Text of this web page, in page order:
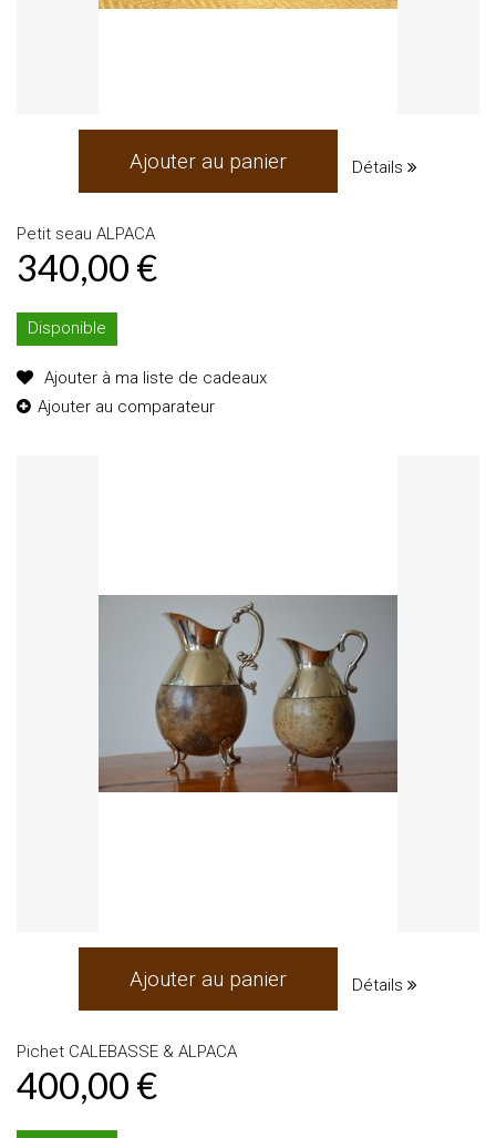
Ajouter au panier Détails
Petit seau ALPACA
340,00 €
Disponible
Ajouter à ma liste de cadeaux
Ajouter au comparateur
Ajouter au panier Détails
Pichet CALEBASSE & ALPACA
400,00 €